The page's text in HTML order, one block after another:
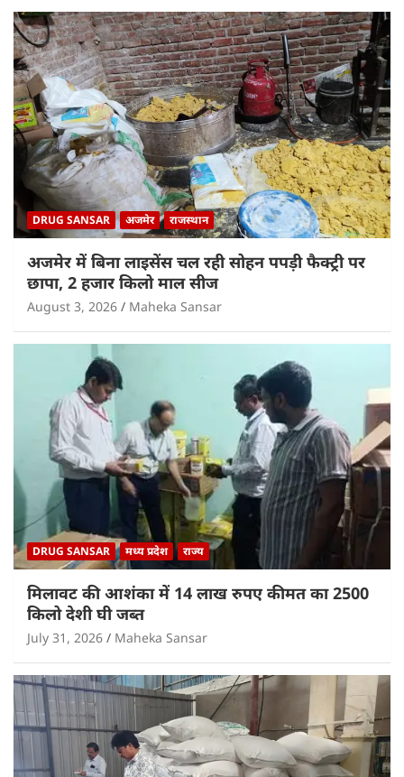
DRUG SANSAR अजमेर राजस्थान
अजमेर में बिना लाइसेंस चल रही सोहन पपड़ी फैक्ट्री पर
छापा, 2 हजार किलो माल सीज
August 3, 2026 Maheka Sansar
DRUG SANSAR मध्य प्रदेश राज्य
मिलावट की आशंका में 14 लाख रुपए कीमत का 2500
किलो देशी घी जब्त
July 31, 2026 Maheka Sansar